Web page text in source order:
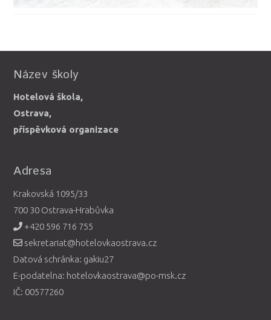
Název školy
Hotelová škola,
Ostrava,
příspěvková organizace
Adresa
Krakovská 1095/33
700 30 Ostrava-Hrabůvka
+420 596 716 755
sekretariat@hotelovkaostrava.cz
Datová schránka: gakiu27
E-podatelna: hotelovkaostrava@po-msk.cz
IČ: 00577260